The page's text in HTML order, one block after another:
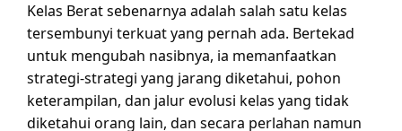
Kelas Berat sebenarnya adalah salah satu kelas
tersembunyi terkuat yang pernah ada. Bertekad
untuk mengubah nasibnya, ia memanfaatkan
strategi-strategi yang jarang diketahui, pohon
keterampilan, dan jalur evolusi kelas yang tidak
diketahui orang lain, dan secara perlahan namun